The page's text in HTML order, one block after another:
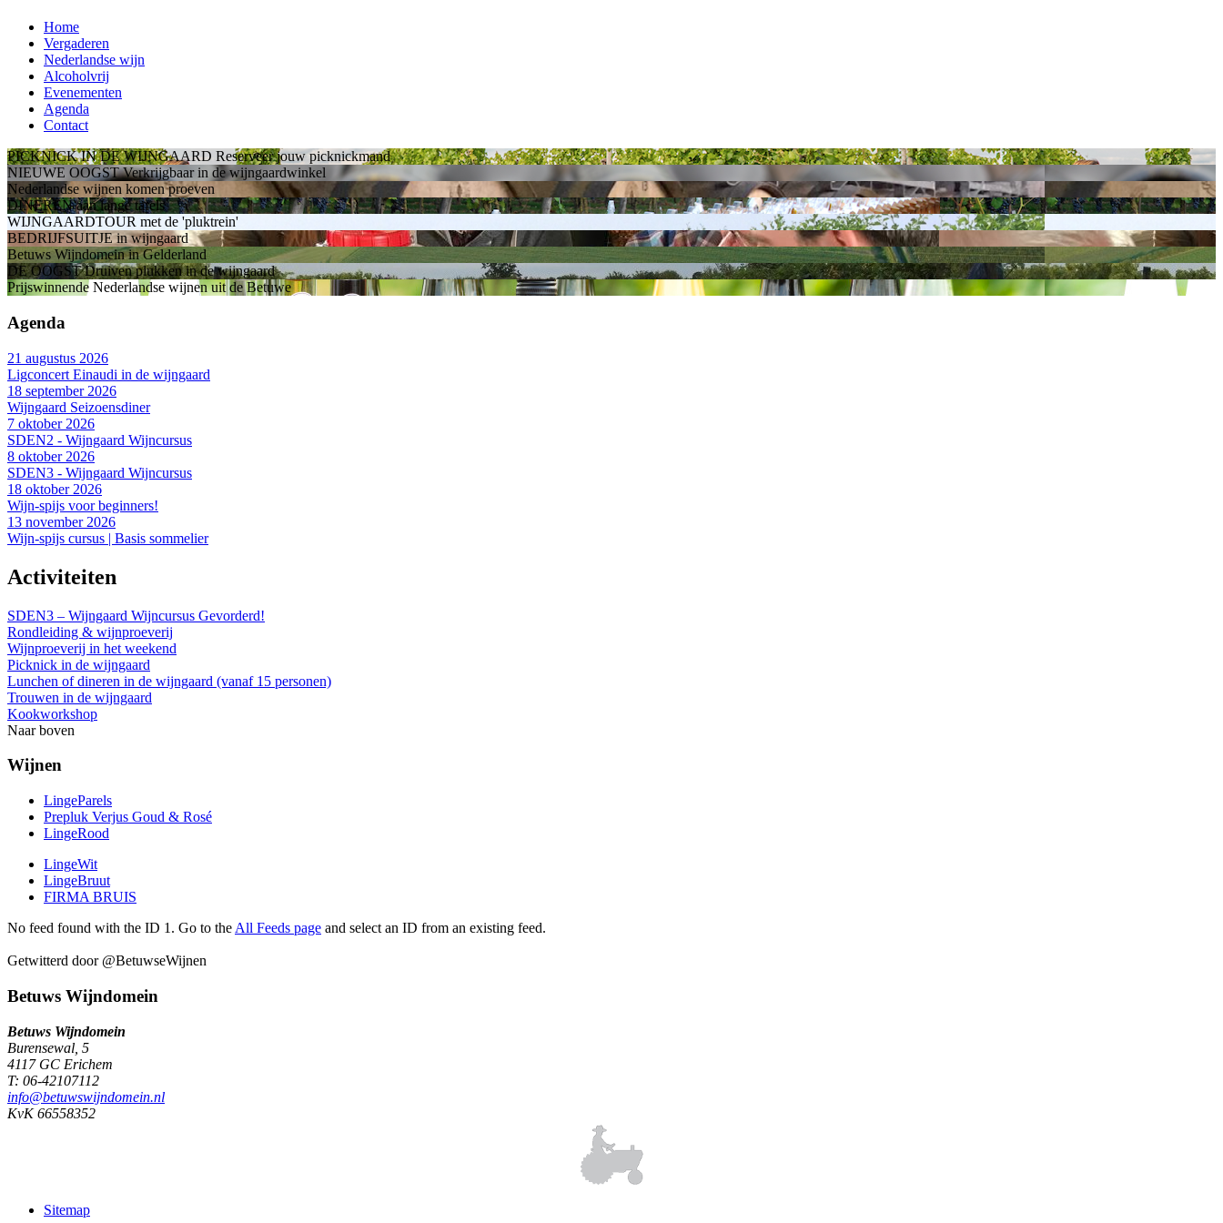
Home
Vergaderen
Nederlandse wijn
Alcoholvrij
Evenementen
Agenda
Contact
PICKNICK IN DE WIJNGAARD Reserveer jouw picknickmand
NIEUWE OOGST Verkrijgbaar in de wijngaardwinkel
Nederlandse wijnen komen proeven
DINEREN aan lange tafels
WIJNGAARDTOUR met de 'pluktrein'
BEDRIJFSUITJE in wijngaard
Betuws Wijndomein in Gelderland
DE OOGST Druiven plukken in de wijngaard
Prijswinnende Nederlandse wijnen uit de Betuwe
Agenda
21 augustus 2026
Ligconcert Einaudi in de wijngaard
18 september 2026
Wijngaard Seizoensdiner
7 oktober 2026
SDEN2 - Wijngaard Wijncursus
8 oktober 2026
SDEN3 - Wijngaard Wijncursus
18 oktober 2026
Wijn-spijs voor beginners!
13 november 2026
Wijn-spijs cursus | Basis sommelier
Activiteiten
SDEN3 – Wijngaard Wijncursus Gevorderd!
Rondleiding & wijnproeverij
Wijnproeverij in het weekend
Picknick in de wijngaard
Lunchen of dineren in de wijngaard (vanaf 15 personen)
Trouwen in de wijngaard
Kookworkshop
Naar boven
Wijnen
LingeParels
Prepluk Verjus Goud & Rosé
LingeRood
LingeWit
LingeBruut
FIRMA BRUIS
No feed found with the ID 1. Go to the All Feeds page and select an ID from an existing feed.
Getwitterd door @BetuwseWijnen
Betuws Wijndomein
Betuws Wijndomein
Burensewal, 5
4117 GC Erichem
T: 06-42107112
info@betuwswijndomein.nl
KvK 66558352
Sitemap